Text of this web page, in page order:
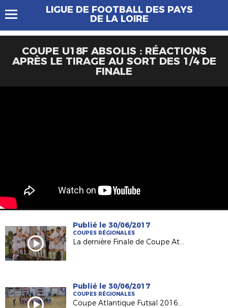
LIGUE DE FOOTBALL DES PAYS
DE LA LOIRE
COUPE U18F ABSOLIS : RÉACTIONS
APRÈS LE TIRAGE AU SORT DES 1/4 DE
FINALE
Publié le 30/06/2017
COUPES RÉGIONALES
La dernière Finale de Coupe Atlantique Féminine Crédit-Mutuel !
Publié le 30/06/2017
COUPES RÉGIONALES
Coupe Atlantique Futsal 2016-2017 : revivez la finale remportée par Saint Herblain Pépite FC